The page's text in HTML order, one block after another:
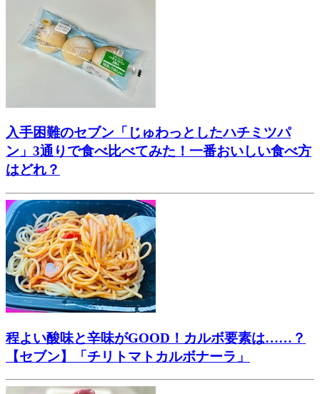
入手困難のセブン「じゅわっとしたハチミツパ
ン」3通りで食べ比べてみた！一番おいしい食べ方
はどれ？
程よい酸味と辛味がGOOD！カルボ要素は……？
【セブン】「チリトマトカルボナーラ」